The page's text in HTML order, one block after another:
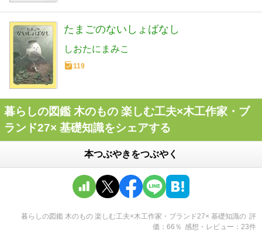
たまごのないしょばなし
しおたにまみこ
119
暮らしの図鑑 木のもの 楽しむ工夫×木工作家・ブ
ランド27× 基礎知識をシェアする
本つぶやきをつぶやく
暮らしの図鑑 木のもの 楽しむ工夫×木工作家・ブランド27× 基礎知識の 評
価
66 ％ 感想・レビュー 23件